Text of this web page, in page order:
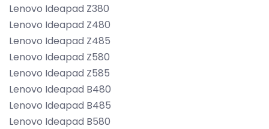
Lenovo Ideapad Z380
Lenovo Ideapad Z480
Lenovo Ideapad Z485
Lenovo Ideapad Z580
Lenovo Ideapad Z585
Lenovo Ideapad B480
Lenovo Ideapad B485
Lenovo Ideapad B580